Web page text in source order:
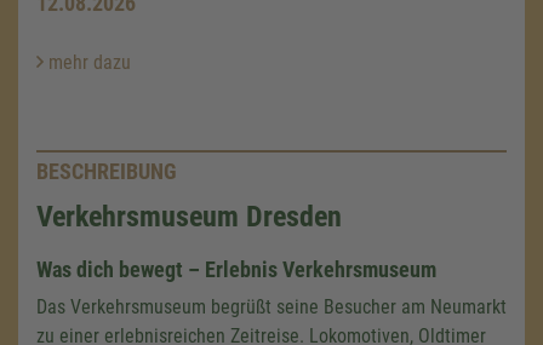
mehr dazu
BESCHREIBUNG
Verkehrsmuseum Dresden
Was dich bewegt – Erlebnis Verkehrsmuseum
Das Verkehrsmuseum begrüßt seine Besucher am Neumarkt
zu einer erlebnisreichen Zeitreise. Lokomotiven, Oldtimer